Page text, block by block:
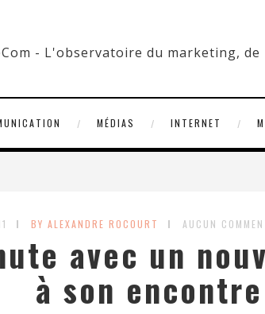
MÉDIAS INTERNET
BY ALEXANDRE ROCOURT AUCUN
avec un
à son